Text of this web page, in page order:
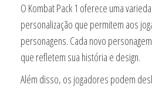
O Kombat Pack 1 oferece uma
personalização que permitem aos
personagens. Cada novo
que refletem sua história e design.
Além disso, os jogadores podem